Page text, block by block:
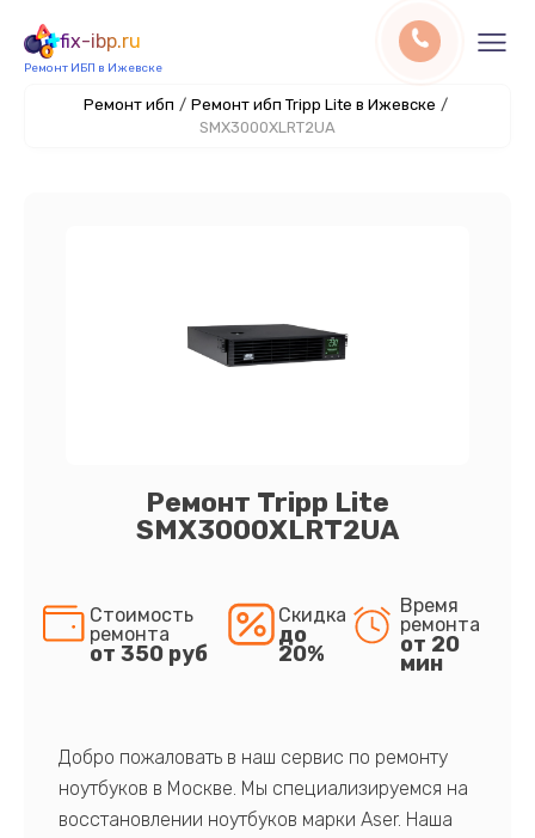
fix-ibp.ru
Ремонт ИБП в Ижевске
Ремонт ибп / Ремонт ибп Tripp Lite в Ижевске /
SMX3000XLRT2UA
Ремонт Tripp Lite
SMX3000XLRT2UA
Стоимость
ремонта
от 350 руб
Скидка
до
20%
Время
ремонта
от 20
мин
Добро пожаловать в наш сервис по ремонту
ноутбуков в Москве. Мы специализируемся на
восстановлении ноутбуков марки Aser. Наша